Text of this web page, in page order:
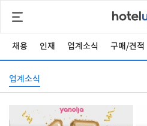
채용 인재 업계소식 구매/견적
업계소식